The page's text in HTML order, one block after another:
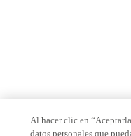
Al hacer clic en
datos personales que